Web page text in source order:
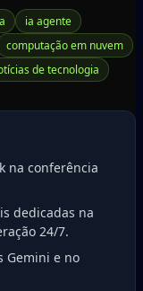
ia agente
computação em nuvem
de tecnologia
na conferência
dedicadas na
24/7.
Gemini e no